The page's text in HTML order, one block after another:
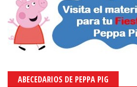
ABECEDARIOS DE PEPPA PIG